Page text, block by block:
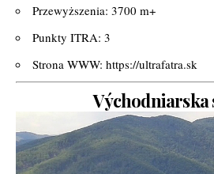
Przewyższenia: 3700 m+
Punkty ITRA: 3
Strona WWW: https://ultrafatra.sk
Východniarska